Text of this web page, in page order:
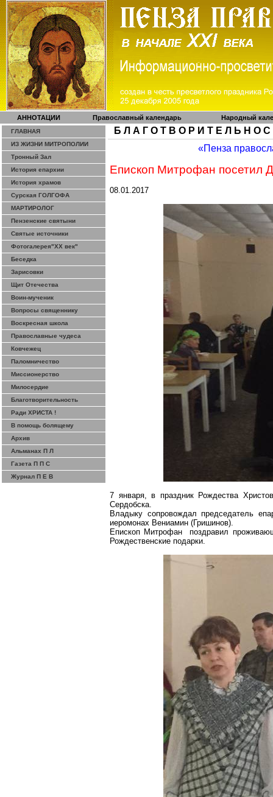
АННОТАЦИИ Православный календарь Народный
ГЛАВНАЯ
ИЗ ЖИЗНИ МИТРОПОЛИИ
Тронный Зал
История епархии
История храмов
Сурская ГОЛГОФА
МАРТИРОЛОГ
Пензенские святыни
Святые источники
Фотогалерея"ХХ век"
Беседка
Зарисовки
Щит Отечества
Воин-мученик
Вопросы священнику
Воскресная школа
Православные чудеса
Ковчежец
Паломничество
Миссионерство
Милосердие
Благотворительность
Ради ХРИСТА !
В помощь болящему
Архив
Альманах П Л
Газета П П С
Журнал П Е В
Б Л А Г О Т В О Р И Т Е Л Ь Н О С
«Пенза
Епископ Митрофан посетил
08.01.2017
7 января, в праздник Рождества
Сердобска.
Владыку сопровождал председатель
иеромонах Вениамин (Гришинов).
Епископ Митрофан поздравил
Рождественские подарки.